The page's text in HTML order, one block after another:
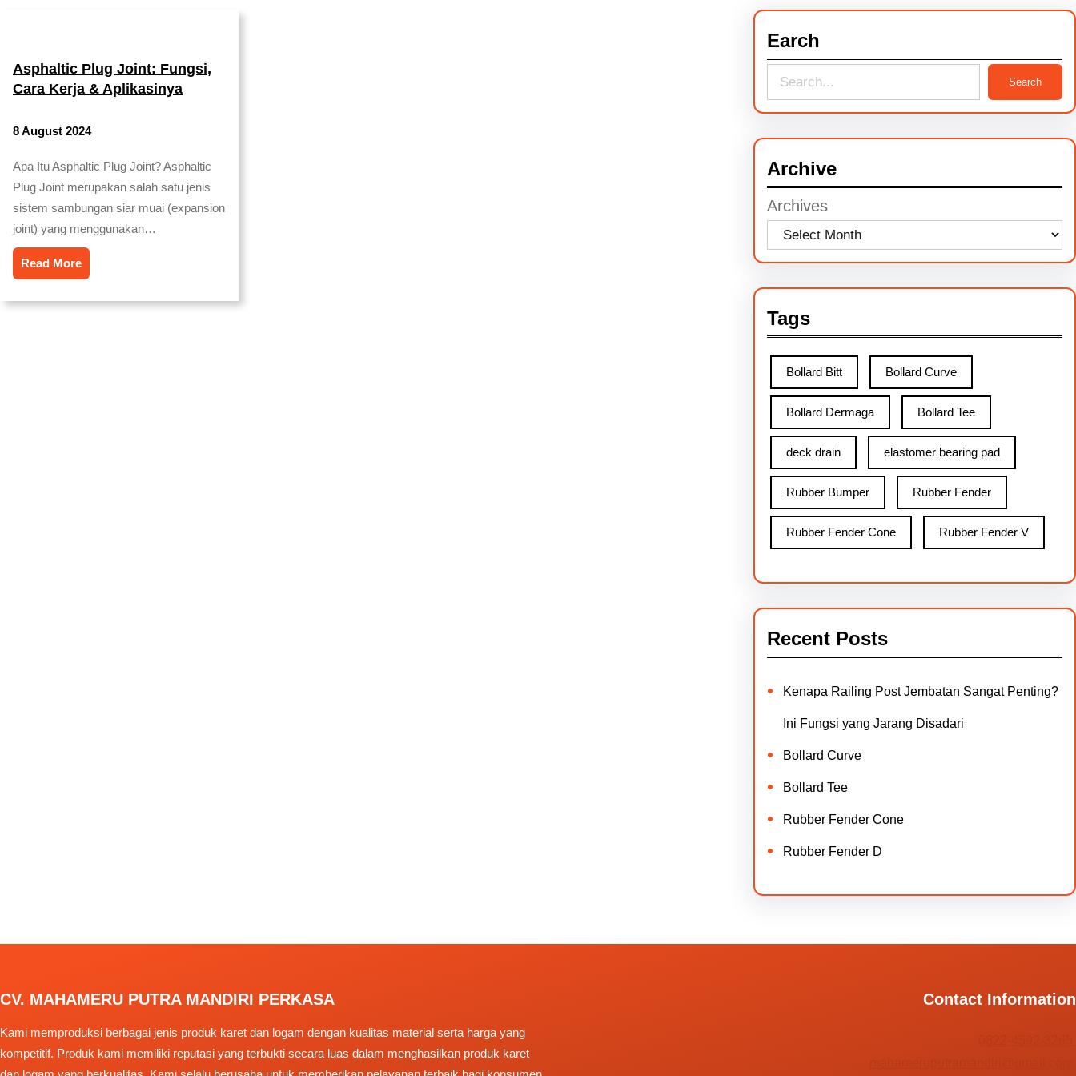
Asphaltic Plug Joint: Fungsi,
Cara Kerja & Aplikasinya
8 August 2024
Apa Itu Asphaltic Plug Joint? Asphaltic
Plug Joint merupakan salah satu jenis
sistem sambungan siar muai (expansion
joint) yang menggunakan…
Read More
Earch
e
r
c
h
Search
Archive
Archives
Tags
Bollard Bitt Bollard Curve
Bollard Dermaga Bollard Tee
deck drain elastomer bearing pad
Rubber Bumper Rubber Fender
Rubber Fender Cone Rubber Fender V
Recent Posts
Kenapa Railing Post Jembatan Sangat Penting?
Ini Fungsi yang Jarang Disadari
Bollard Curve
Bollard Tee
Rubber Fender Cone
Rubber Fender D
CV. MAHAMERU PUTRA MANDIRI PERKASA
Kami memproduksi berbagai jenis produk karet dan logam dengan kualitas material serta harga yang
kompetitif. Produk kami memiliki reputasi yang terbukti secara luas dalam menghasilkan produk karet
Contact Information